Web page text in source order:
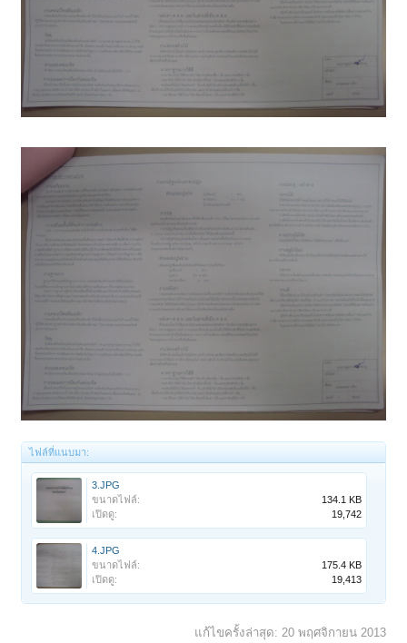
ไฟล์ที่แนบมา:
3.JPG
ขนาดไฟล์:
134.1 KB
เปิดดู:
19,742
4.JPG
ขนาดไฟล์:
175.4 KB
เปิดดู:
19,413
แก้ไขครั้งล่าสุด: 20 พฤศจิกายน 2013